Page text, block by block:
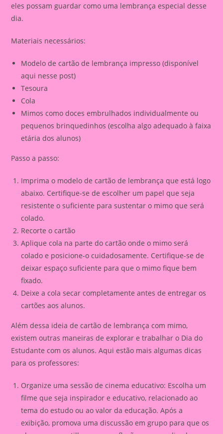
eles possam guardar como uma lembrança especial desse
dia.
Materiais necessários:
Modelo de cartão de lembrança impresso (disponível
aqui nesse post)
Tesoura
Cola
Mimos como doces embrulhados individualmente ou
pequenos brinquedinhos (escolha algo adequado à faixa
etária dos alunos)
Passo a passo:
Imprima o modelo de cartão de lembrança que está logo
abaixo. Certifique-se de escolher um papel que seja
resistente o suficiente para sustentar o mimo que será
colado.
Recorte o cartão
Aplique cola na parte do cartão onde o mimo será
colado e posicione-o cuidadosamente. Certifique-se de
deixar espaço suficiente para que o mimo fique bem
fixado.
Deixe a cola secar completamente antes de entregar os
cartões aos alunos.
Além dessa ideia de cartão de lembrança com mimo,
existem outras maneiras de explorar e trabalhar o Dia do
Estudante com os alunos. Aqui estão mais algumas dicas
para os professores:
Organize uma sessão de cinema educativo: Escolha um
filme que seja inspirador e educativo, relacionado ao
tema do estudo ou ao valor da educação. Após a
exibição, promova uma discussão em grupo para que os